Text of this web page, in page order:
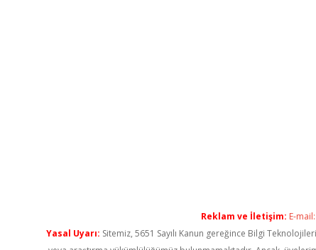
Reklam ve İletişim: E-mail:
Yasal Uyarı: Sitemiz, 5651 Sayılı Kanun gereğince Bilgi